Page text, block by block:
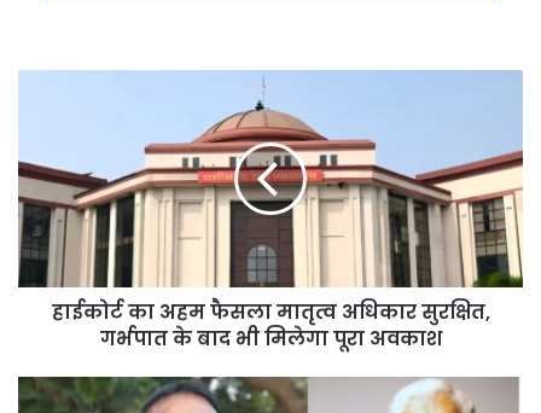
हाईकोर्ट का अहम फैसला मातृत्व अधिकार सुरक्षित,
गर्भपात के बाद भी मिलेगा पूरा अवकाश